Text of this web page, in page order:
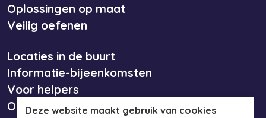
Oplossingen op maat
Veilig oefenen
Locaties in de buurt
Informatie-bijeenkomsten
Voor helpers
Over ons
Deze website maakt gebruik van cookies